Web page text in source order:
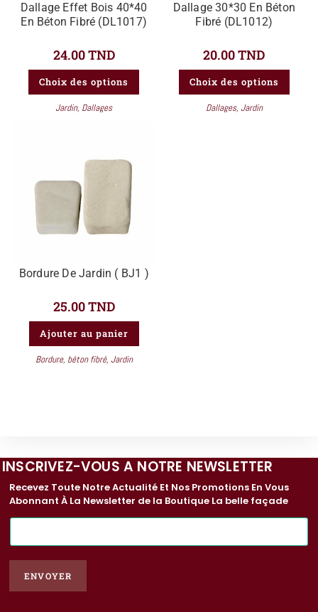
Dallage Effet Bois 40*40
En Béton Fibré (DL1017)
24.00TND
Choix des options
Jardin, Dallages
Dallage 30*30 En Béton
Fibré (DL1012)
20.00TND
Choix des options
Dallages, Jardin
Bordure De Jardin ( BJ1 )
25.00TND
Ajouter au panier
Bordure, béton fibré, Jardin
INSCRIVEZ-VOUS A NOTRE NEWSLETTER
Recevez Toute Notre Actualité Et Nos Promotions En Vous
Abonnant À La Newsletter de la Boutique La belle façade
E
l
ENVOYER